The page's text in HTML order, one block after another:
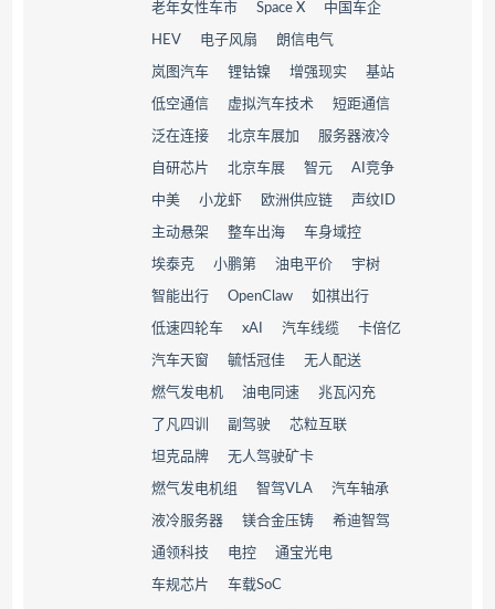
老年女性车市 Space X 中国车企
HEV 电子风扇 朗信电气
岚图汽车 锂钴镍 增强现实 基站
低空通信 虚拟汽车技术 短距通信
泛在连接 北京车展加 服务器液冷
自研芯片 北京车展 智元 AI竞争
中美 小龙虾 欧洲供应链 声纹ID
主动悬架 整车出海 车身域控
埃泰克 小鹏第 油电平价 宇树
智能出行 OpenClaw 如祺出行
低速四轮车 xAI 汽车线缆 卡倍亿
汽车天窗 毓恬冠佳 无人配送
燃气发电机 油电同速 兆瓦闪充
了凡四训 副驾驶 芯粒互联
坦克品牌 无人驾驶矿卡
燃气发电机组 智驾VLA 汽车轴承
液冷服务器 镁合金压铸 希迪智驾
通领科技 电控 通宝光电
车规芯片 车载SoC